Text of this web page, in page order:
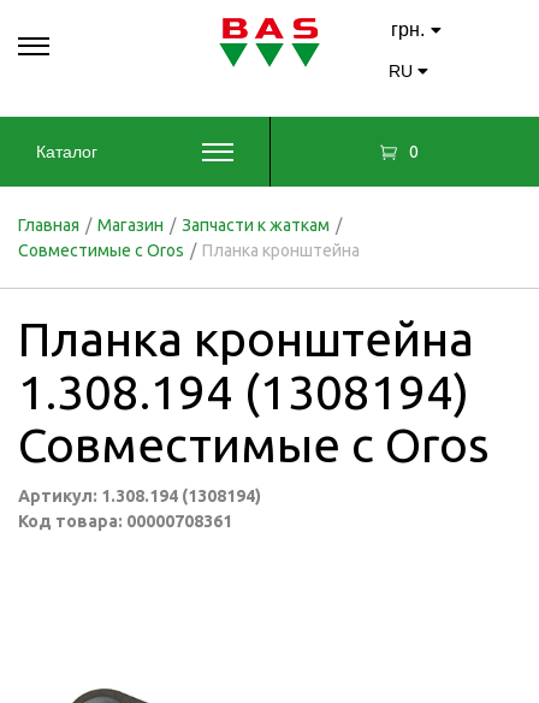
грн.
RU
Каталог 0
Главная / Магазин / Запчасти к жаткам /
Совместимые с Oros / Планка кронштейна
Планка кронштейна
1.308.194 (1308194)
Совместимые с Oros
Артикул: 1.308.194 (1308194)
Код товара: 00000708361